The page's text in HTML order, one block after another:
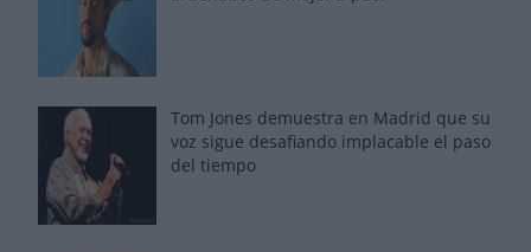
Tom Jones demuestra en Madrid que su
voz sigue desafiando implacable el paso
del tiempo